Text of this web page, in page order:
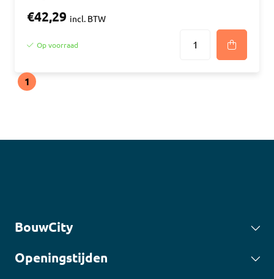
€42,29 incl. BTW
Op voorraad
1
BouwCity
Openingstijden